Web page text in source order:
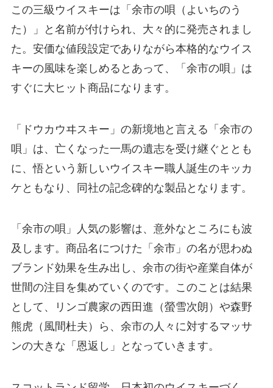
この三級ウイスキーは「余市の唄（よいちのう
た）」と名前が付けられ、大々的に発売されまし
た。安価な値段設定でありながら本格的なウイス
キーの風味を楽しめるとあって、「余市の唄」は
すぐに大ヒット商品になります。
「ドウカウヰスキー」の新境地と言える「余市の
唄」は、亡くなった一馬の遺志を受け継ぐととも
に、悟という新しいウイスキー職人誕生のキッカ
ケともなり、同社の記念碑的な製品となります。
「余市の唄」人気の影響は、意外なところにも波
及します。商品名につけた「余市」の名が思わぬ
ブランド効果を生み出し、余市の街や産業自体が
世間の注目を集めていくのです。このことは結果
として、リンゴ農家の西田進（螢雪次朗）や森野
熊虎（風間杜夫）ら、余市の人々に対するマッサ
ンの大きな「恩返し」となっていきます。